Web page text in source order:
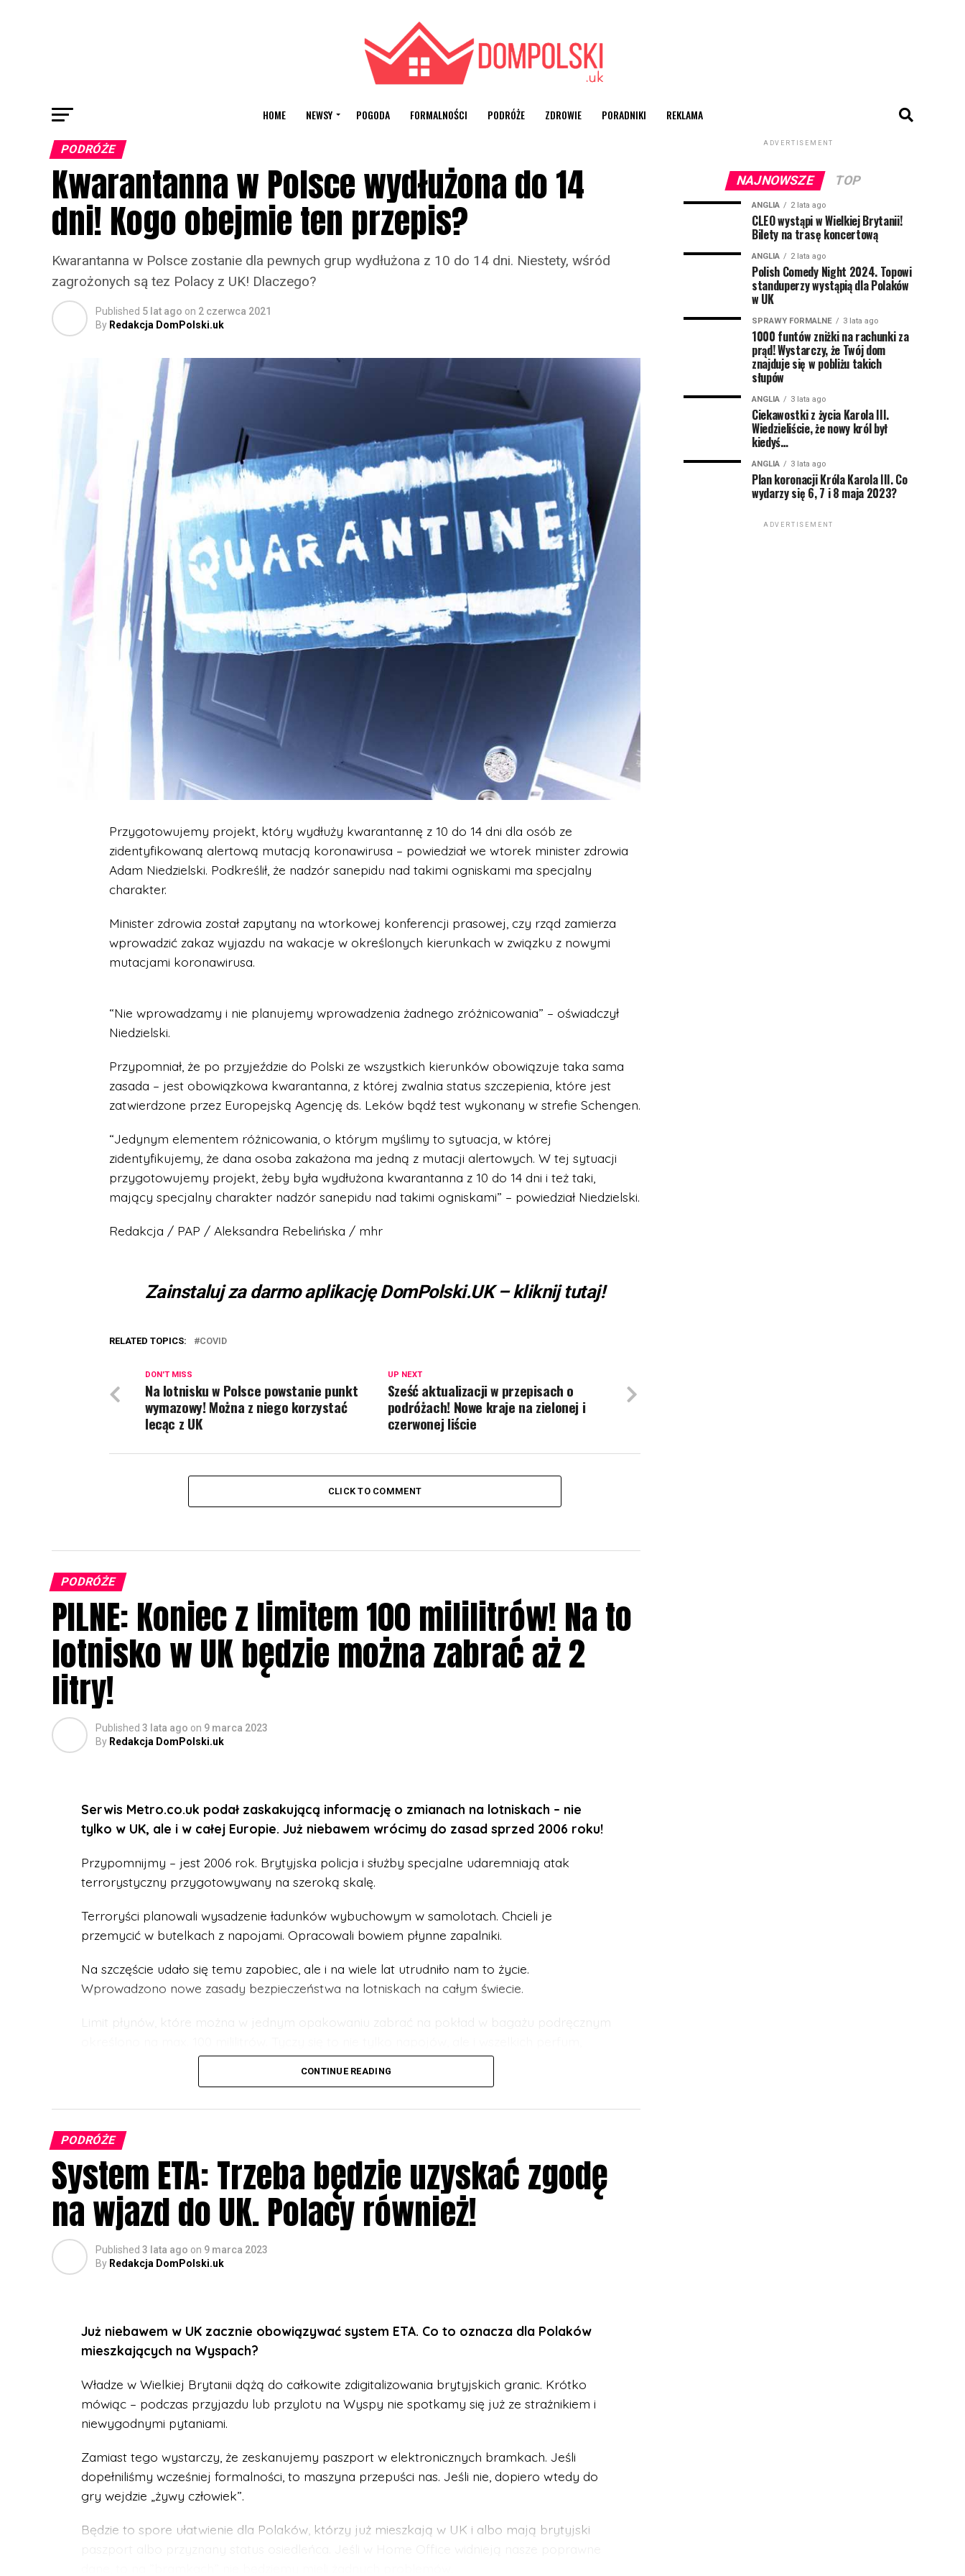
HOME NEWSY POGODA FORMALNOŚCI PODRÓŻE ZDROWIE PORADNIKI REKLAMA
PODRÓŻE
Kwarantanna w Polsce wydłużona do 14
dni! Kogo obejmie ten przepis?
Kwarantanna w Polsce zostanie dla pewnych grup wydłużona z 10 do 14 dni. Niestety, wśród
zagrożonych są tez Polacy z UK! Dlaczego?
Published 5 lat ago on 2 czerwca 2021
By Redakcja DomPolski.uk
Przygotowujemy projekt, który wydłuży kwarantannę z 10 do 14 dni dla osób ze
zidentyfikowaną alertową mutacją koronawirusa – powiedział we wtorek minister zdrowia
Adam Niedzielski. Podkreślił, że nadzór sanepidu nad takimi ogniskami ma specjalny
charakter.
Minister zdrowia został zapytany na wtorkowej konferencji prasowej, czy rząd zamierza
wprowadzić zakaz wyjazdu na wakacje w określonych kierunkach w związku z nowymi
mutacjami koronawirusa.
“Nie wprowadzamy i nie planujemy wprowadzenia żadnego zróżnicowania” – oświadczył
Niedzielski.
Przypomniał, że po przyjeździe do Polski ze wszystkich kierunków obowiązuje taka sama
zasada – jest obowiązkowa kwarantanna, z której zwalnia status szczepienia, które jest
zatwierdzone przez Europejską Agencję ds. Leków bądź test wykonany w strefie Schengen.
“Jedynym elementem różnicowania, o którym myślimy to sytuacja, w której
zidentyfikujemy, że dana osoba zakażona ma jedną z mutacji alertowych. W tej sytuacji
przygotowujemy projekt, żeby była wydłużona kwarantanna z 10 do 14 dni i też taki,
mający specjalny charakter nadzór sanepidu nad takimi ogniskami” – powiedział Niedzielski.
Redakcja / PAP / Aleksandra Rebelińska / mhr
Zainstaluj za darmo aplikację DomPolski.UK – kliknij tutaj!
RELATED TOPICS: COVID
UP NEXT
Sześć aktualizacji w przepisach o
podróżach! Nowe kraje na zielonej i
czerwonej liście
DON'T MISS
Na lotnisku w Polsce powstanie punkt
wymazowy! Można z niego korzystać
lecąc z UK
CLICK TO COMMENT
PODRÓŻE
PILNE: Koniec z limitem 100 mililitrów! Na to
lotnisko w UK będzie można zabrać aż 2
litry!
Published 3 lata ago on 9 marca 2023
By Redakcja DomPolski.uk
Serwis Metro.co.uk podał zaskakującą informację o zmianach na lotniskach – nie
tylko w UK, ale i w całej Europie. Już niebawem wrócimy do zasad sprzed 2006 roku!
Przypomnijmy – jest 2006 rok. Brytyjska policja i służby specjalne udaremniają atak
terrorystyczny przygotowywany na szeroką skalę.
Terroryści planowali wysadzenie ładunków wybuchowym w samolotach. Chcieli je
przemycić w butelkach z napojami. Opracowali bowiem płynne zapalniki.
Na szczęście udało się temu zapobiec, ale i na wiele lat utrudniło nam to życie.
Wprowadzono nowe zasady bezpieczeństwa na lotniskach na całym świecie.
dezodorantów, kremów czy żeli.
już teraz rusza program pilotażowy na jednym z lotnisk w UK!
Do połowy 2024 roku wyznaczono datę graniczną na zainstalowanie nowych maszyn
skanujących bagaże. Dla przykładu, na terminalu nr 3 na Heathrow już taka aparatura
działa.
Skanuje nasze przedmioty w formie 3D, może wykryć także to, co jest ukryte w butelkach,
Już za ok. 1,5 roku będziemy mogli zapomnieć o limicie 100 mililitrów. Ale to nie wszystko.
wyjmować laptopów, tabletów czy kabli od ładowarek w czasie kontroli. Wszystko to
strażnik zobaczy wyraźnie na ekranie.
Tymczasem na London City Airport już teraz działać będzie program pilotażowy, dzięki
któremu zabierzemy ze sobą na pokład aż 2 litry płynów w jednej butelce! Czekamy z
niecierpliwością na wprowadzenie takich regulacji w całej Wielkiej Brytanii.
CONTINUE READING
PODRÓŻE
System ETA: Trzeba będzie uzyskać zgodę
na wjazd do UK. Polacy również!
Published 3 lata ago on 9 marca 2023
By Redakcja DomPolski.uk
Już niebawem w UK zacznie obowiązywać system ETA. Co to oznacza dla Polaków
mieszkających na Wyspach?
Władze w Wielkiej Brytanii dążą do całkowite zdigitalizowania brytyjskich granic. Krótko
mówiąc – podczas przyjazdu lub przylotu na Wyspy nie spotkamy się już ze strażnikiem i
niewygodnymi pytaniami.
Zamiast tego wystarczy, że zeskanujemy paszport w elektronicznych bramkach. Jeśli
dopełniliśmy wcześniej formalności, to maszyna przepuści nas. Jeśli nie, dopiero wtedy do
gry wejdzie „żywy człowiek”.
Będzie to spore ułatwienie dla Polaków, którzy już mieszkają w UK i albo mają brytyjski
ADVERTISEMENT
NAJNOWSZE TOP
ANGLIA 2 lata ago
CLEO wystąpi w Wielkiej Brytanii!
Bilety na trasę koncertową
ANGLIA 2 lata ago
Polish Comedy Night 2024. Topowi
standuperzy wystąpią dla Polaków
w UK
SPRAWY FORMALNE 3 lata ago
1000 funtów zniżki na rachunki za
prąd! Wystarczy, że Twój dom
znajduje się w pobliżu takich
słupów
ANGLIA 3 lata ago
Ciekawostki z życia Karola III.
Wiedzieliście, że nowy król był
kiedyś…
ANGLIA 3 lata ago
Plan koronacji Króla Karola III. Co
wydarzy się 6, 7 i 8 maja 2023?
ADVERTISEMENT